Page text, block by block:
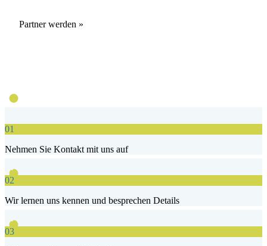
Partner werden »
01
Nehmen Sie Kontakt mit uns auf
02
Wir lernen uns kennen und besprechen Details
03